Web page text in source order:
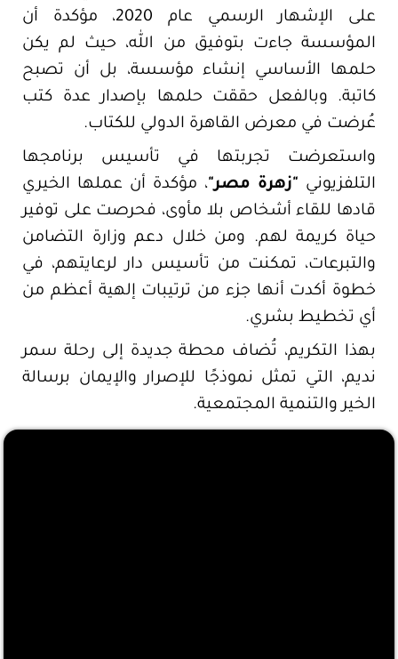
على الإشهار الرسمي عام 2020، مؤكدة أن
المؤسسة جاءت بتوفيق من الله، حيث لم يكن
حلمها الأساسي إنشاء مؤسسة، بل أن تصبح
كاتبة. وبالفعل حققت حلمها بإصدار عدة كتب
عُرضت في معرض القاهرة الدولي للكتاب.
واستعرضت تجربتها في تأسيس برنامجها
التلفزيوني "زهرة مصر"، مؤكدة أن عملها الخيري
قادها للقاء أشخاص بلا مأوى، فحرصت على توفير
حياة كريمة لهم. ومن خلال دعم وزارة التضامن
والتبرعات، تمكنت من تأسيس دار لرعايتهم، في
خطوة أكدت أنها جزء من ترتيبات إلهية أعظم من
أي تخطيط بشري.
بهذا التكريم، تُضاف محطة جديدة إلى رحلة سمر
نديم، التي تمثل نموذجًا للإصرار والإيمان برسالة
الخير والتنمية المجتمعية.